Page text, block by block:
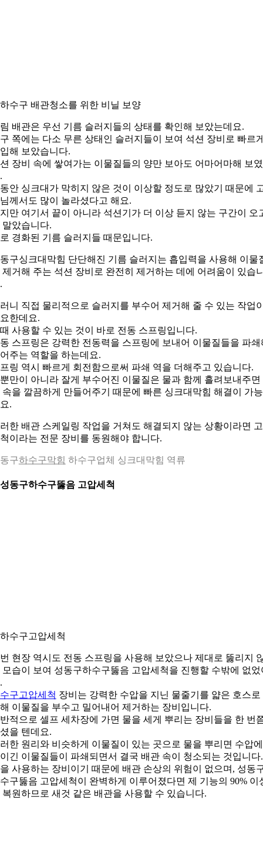
수구 배관청소를 위한 비닐 보양
배관은 우선 기름 슬러지들의 상태를 확인해 보았는데요.
쪽에는 다소 무른 상태인 슬러지들이 보여 석션 장비로 빠르
해 보았습니다.
장비 속에 쌓여가는 이물질들의 양만 보아도 어마어마해 보
안 싱크대가 막히지 않은 것이 이상할 정도로 많았기 때문에
께서도 많이 놀라셨다고 해요.
만 여기서 끝이 아니라 석션기가 더 이상 듣지 않는 구간이 오
말았습니다.
경화된 기름 슬러지들 때문입니다.
구싱크대막힘 단단해진 기름 슬러지는 흡입력을 사용해 이물
제거해 주는 석션 장비로 완전히 제거하는 데에 어려움이 있습
니 직접 물리적으로 슬러지를 부수어 제거해 줄 수 있는 작업
한데요.
사용할 수 있는 것이 바로 전동 스프링입니다.
스프링은 강력한 전동력을 스프링에 보내어 이물질들을 파쇄
주는 역할을 하는데요.
링 역시 빠르게 회전함으로써 파쇄 역을 더해주고 있습니다.
만이 아니라 잘게 부수어진 이물질은 물과 함께 흘려보내주면
속을 깔끔하게 만들어주기 때문에 빠른 싱크대막힘 해결이 가
.
한 배관 스케일링 작업을 거쳐도 해결되지 않는 상황이라면
이라는 전문 장비를 동원해야 합니다.
구하수구막힘 하수구업체 싱크대막힘 역류
동구하수구뚫음 고압세척
수구고압세척
현장 역시도 전동 스프링을 사용해 보았으나 제대로 뚫리지
모습이 보여 성동구하수구뚫음 고압세척을 진행할 수밖에 없었
구고압세척 장비는 강력한 수압을 지닌 물줄기를 얇은 호스로
이물질을 부수고 밀어내어 제거하는 장비입니다.
적으로 셀프 세차장에 가면 물을 세게 뿌리는 장비들을 한 번
을 텐데요.
한 원리와 비슷하게 이물질이 있는 곳으로 물을 뿌리면 수압에
긴 이물질들이 파쇄되면서 결국 배관 속이 청소되는 것입니다.
사용하는 장비이기 때문에 배관 손상의 위험이 없으며, 성동
구뚫음 고압세척이 완벽하게 이루어졌다면 제 기능의 90% 이
복원하므로 새것 같은 배관을 사용할 수 있습니다.